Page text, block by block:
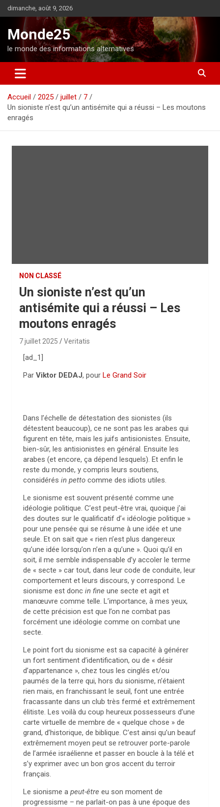
l
o
n
dimanche, août 9, 2026
Monde25
le monde des informations alternatives
Accueil 2025 juillet
7
Un sioniste n’est qu’un antisémite qui a réussi – Les moutons
enragés
NON CLASSÉ
Un sioniste n’est qu’un
antisémite qui a réussi – Les
moutons enragés
7 juillet 2025 Veritatis
[ad_1]
Par Viktor DEDAJ, pour Le Grand Soir
Dans l’échelle de détestation des sionistes (ils
détestent beaucoup), ce ne sont pas les arabes qui
figurent en tête, mais les juifs antisionistes. Ensuite,
bien-sûr, les antisionistes en général. Ensuite les
arabes (et encore, ça dépend lesquels). Et enfin le
reste du monde, y compris leurs soutiens,
considérés in petto comme des idiots utiles.
Le sionisme est souvent présenté comme une
idéologie politique. C’est peut-être vrai, quoique j’ai
des doutes sur le qualificatif d’« idéologie politique »
pour une pensée qui se résume à une idée et une
seule. Et on sait que « rien n’est plus dangereux
qu’une idée lorsqu’on n’en a qu’une ». Quoi qu’il en
soit, il me semble indispensable d’y accoler le terme
de « secte » car tout, dans leur code de conduite, leur
comportement et leurs discours, y correspond. Le
sionisme est donc in fine une secte et agit et
manœuvre comme telle. L’importance, à mes yeux,
de cette précision est que l’on ne combat pas
forcément une idéologie comme on combat une
secte.
Le point fort du sionisme est sa capacité à générer
un fort sentiment d’identification, ou de « désir
d’appartenance », chez tous les cinglés et/ou
paumés de la terre qui, hors du sionisme, n’étaient
rien mais, en franchissant le seuil, font une entrée
fracassante dans un club très fermé et extrêmement
élitiste. Les voilà du coup heureux possesseurs d’une
carte virtuelle de membre de « quelque chose » de
grand, d’historique, de biblique. C’est ainsi qu’un beauf
extrêmement moyen peut se retrouver porte-parole
de l’armée israélienne et passer en boucle à la télé et
s’y exprimer avec un bon gros accent du terroir
français.
Le sionisme a peut-être eu son moment de
progressisme – ne parlait-on pas à une époque des